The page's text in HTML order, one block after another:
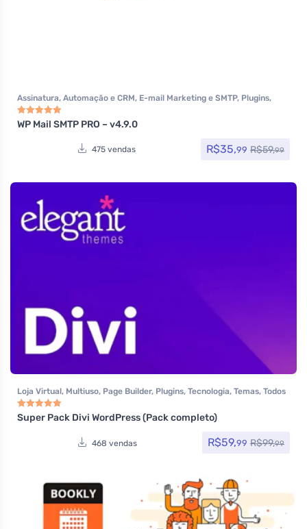
Assinatura, Automação e CRM, E-mail Marketing e SMTP, Plugins,
Todos os itens
WP Mail SMTP PRO – v4.9.0
475 vendas R$35,99 R$59,99
Loja Virtual, Multiuso, Page Builder, Plugins, Tecnologia, Temas, Todos
os itens, Woocommerce
Avaliação
Super Pack Divi WordPress (Pack completo)
468 vendas R$59,99 R$99,99